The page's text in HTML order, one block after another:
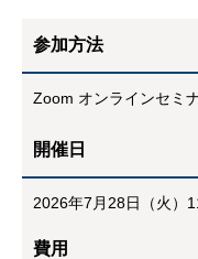
参加方法
Zoom オンラインセミ
開催日
2026年7月28日（火）
費用